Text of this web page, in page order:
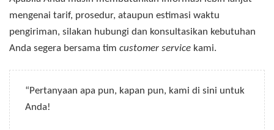
mengenai tarif, prosedur, ataupun estimasi waktu
pengiriman, silakan hubungi dan konsultasikan kebutuhan
Anda segera bersama tim customer service kami.
“Pertanyaan apa pun, kapan pun, kami di sini untuk
Anda!